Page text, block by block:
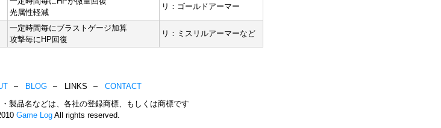
光属性軽減
リ：ゴールドアーマー
一定時間毎にブラストゲージ加算
攻撃毎にHP回復
リ：ミスリルアーマーなど
BLOG LINKS
CONTACT
製品名などは、各社の登録商標、もしくは商標です
Game LogAll rights reserved.